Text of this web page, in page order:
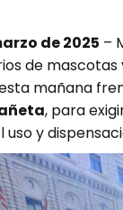
de 2025 –
de mascotas
mañana
, para
y